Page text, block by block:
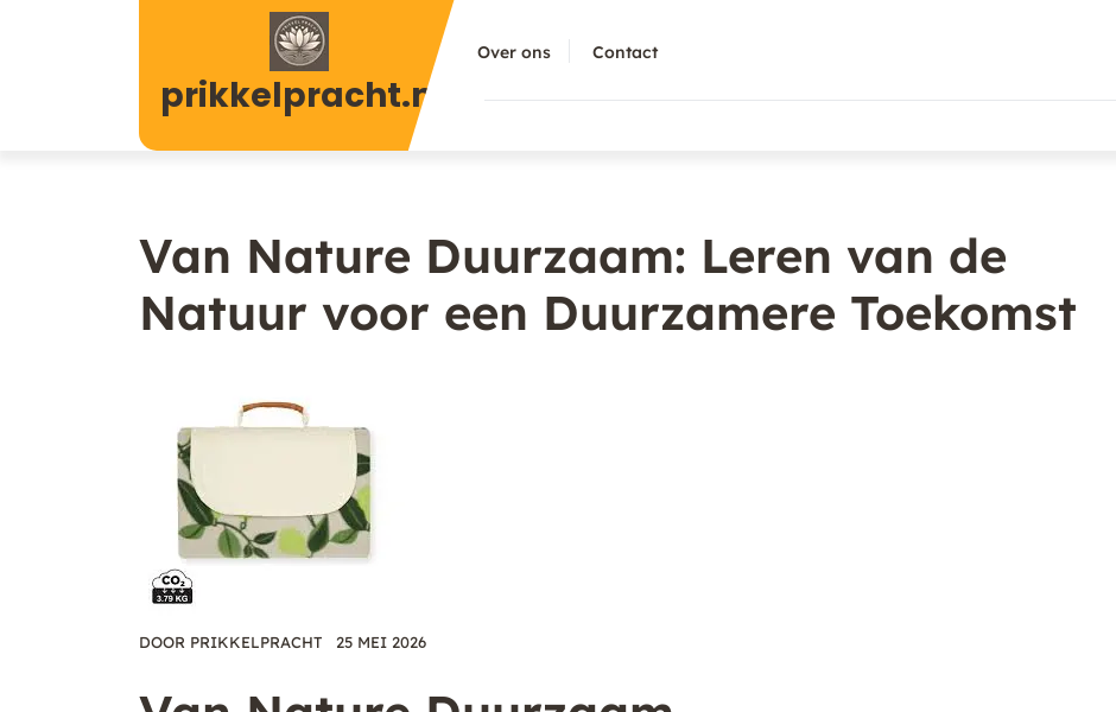
prikkelpracht.nl
Over ons Contact
Van Nature Duurzaam: Leren van de
Natuur voor een Duurzamere Toekomst
DOOR PRIKKELPRACHT 25 MEI 2026